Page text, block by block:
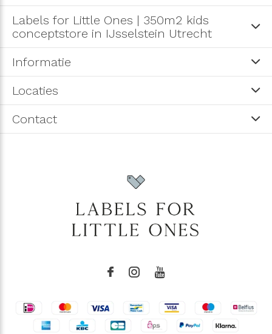
Labels for Little Ones | 350m2 kids
conceptstore in IJsselstein Utrecht
Informatie
Locaties
Contact